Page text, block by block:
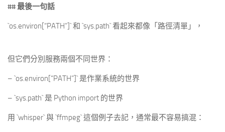
## 最後一句話
`os.environ[“PATH”]` 和 `sys.path` 看起來都像「路徑清單」，
但它們分別服務兩個不同世界：
– `os.environ[“PATH”]` 是作業系統的世界
– `sys.path` 是 Python import 的世界
用 `whisper` 與 `ffmpeg` 這個例子去記，通常最不容易搞混：